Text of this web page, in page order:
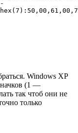
Windows XP
(1 —
так чтоб они не
только